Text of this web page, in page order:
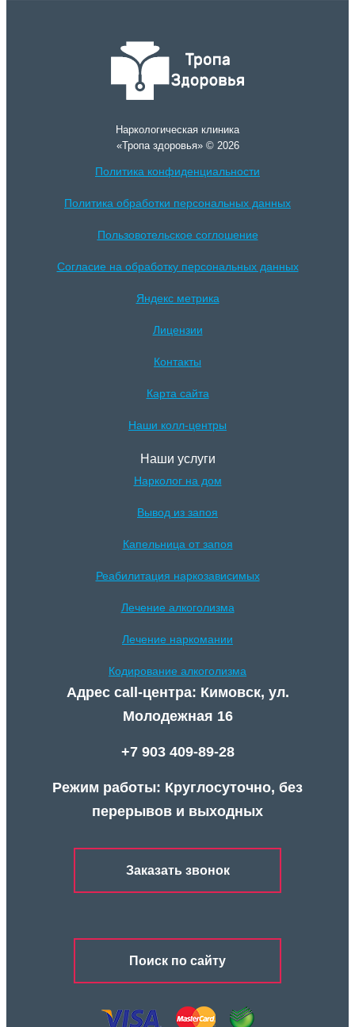
Наркологическая клиника
«Тропа здоровья» © 2026
Политика конфиденциальности
Политика обработки персональных данных
Пользовотельское соглошение
Согласие на обработку персональных данных
Яндекс метрика
Лицензии
Контакты
Карта сайта
Наши колл-центры
Наши услуги
Нарколог на дом
Вывод из запоя
Капельница от запоя
Реабилитация наркозависимых
Лечение алкоголизма
Лечение наркомании
Кодирование алкоголизма
Адрес call-центра: Кимовск, ул.
Молодежная 16
+7 903 409-89-28
Режим работы: Круглосуточно, без
перерывов и выходных
Заказать звонок
Поиск по сайту